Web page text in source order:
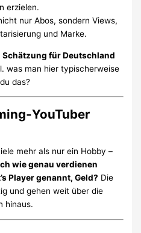
erzielen.
nur Abos, sondern Views,
und Marke.
Schätzung für Deutschland
was man hier typischerweise
das?
mehr als nur ein Hobby –
wie genau verdienen
Player genannt, Geld? Die
und gehen weit über die
hinaus.